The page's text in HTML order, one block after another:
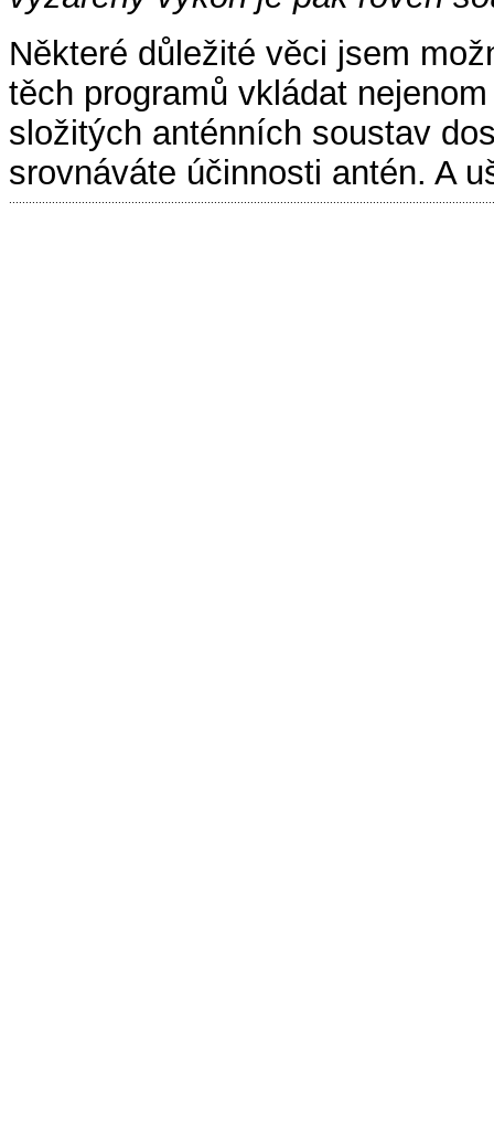
Některé důležité věci jsem
těch programů vkládat
složitých anténních soustav
srovnáváte účinnosti antén. A